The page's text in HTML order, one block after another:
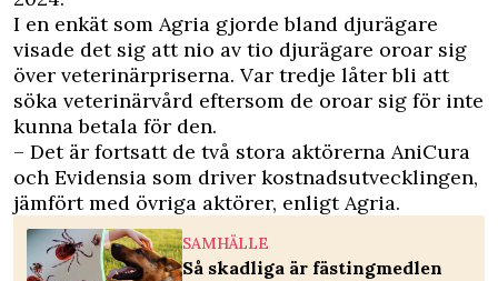
I en enkät som Agria gjorde bland djurägare
visade det sig att nio av tio djurägare oroar sig
över veterinärpriserna. Var tredje låter bli att
söka veterinärvård eftersom de oroar sig för inte
kunna betala för den.
– Det är fortsatt de två stora aktörerna AniCura
och Evidensia som driver kostnadsutvecklingen,
jämfört med övriga aktörer, enligt Agria.
SAMHÄLLE
Så skadliga är fästingmedlen